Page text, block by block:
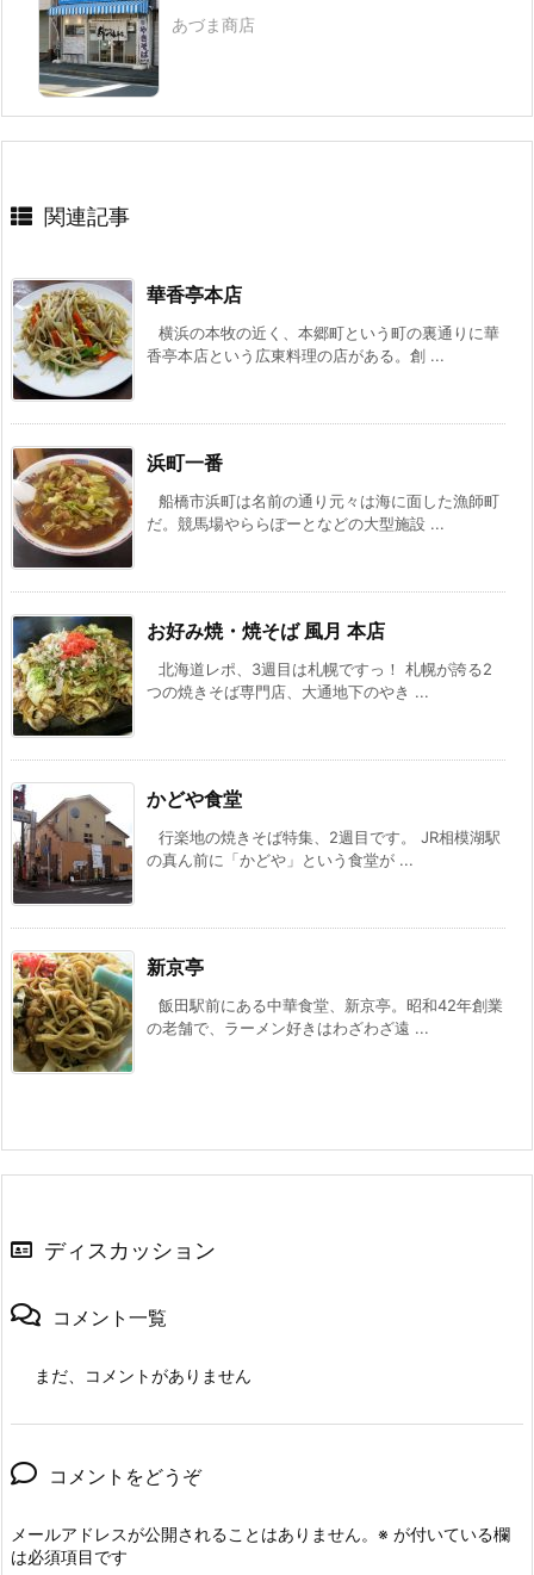
あづま商店
関連記事
華香亭本店
横浜の本牧の近く、本郷町という町の裏通りに華
香亭本店という広東料理の店がある。創 ...
浜町一番
船橋市浜町は名前の通り元々は海に面した漁師町
だ。競馬場やららぽーとなどの大型施設 ...
お好み焼・焼そば 風月 本店
北海道レポ、3週目は札幌ですっ！ 札幌が誇る2
つの焼きそば専門店、大通地下のやき ...
かどや食堂
行楽地の焼きそば特集、2週目です。 JR相模湖駅
の真ん前に「かどや」という食堂が ...
新京亭
飯田駅前にある中華食堂、新京亭。昭和42年創業
の老舗で、ラーメン好きはわざわざ遠 ...
ディスカッション
コメント一覧
まだ、コメントがありません
コメントをどうぞ
メールアドレスが公開されることはありません。 ※ が付いている欄
は必須項目です